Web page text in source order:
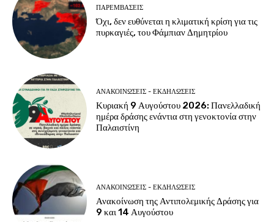
ΠΑΡΕΜΒΑΣΕΙΣ
Όχι, δεν ευθύνεται η κλιματική κρίση για τις
πυρκαγιές, του Φάμπιαν Δημητρίου
ΑΝΑΚΟΙΝΩΣΕΙΣ - ΕΚΔΗΛΩΣΕΙΣ
Κυριακή 9 Αυγούστου 2026: Πανελλαδική
ημέρα δράσης ενάντια στη γενοκτονία στην
Παλαιστίνη
ΑΝΑΚΟΙΝΩΣΕΙΣ - ΕΚΔΗΛΩΣΕΙΣ
Ανακοίνωση της Αντιπολεμικής Δράσης για
9 και 14 Αυγούστου